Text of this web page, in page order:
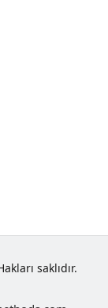
saklıdır.